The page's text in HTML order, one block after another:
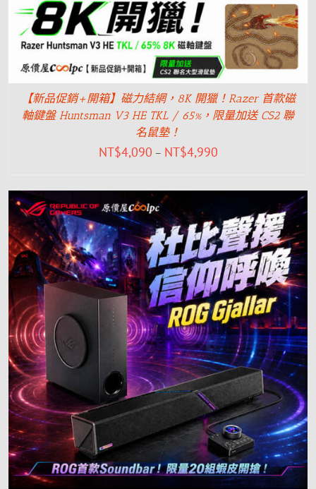
【新品促銷+開箱】磁力結網，8K 開獵！Razer 首款磁
軸鍵盤 Huntsman V3 HE TKL / 65%，限量加送 CS2 聯
名鼠墊！
NT$4,090 – NT$4,990